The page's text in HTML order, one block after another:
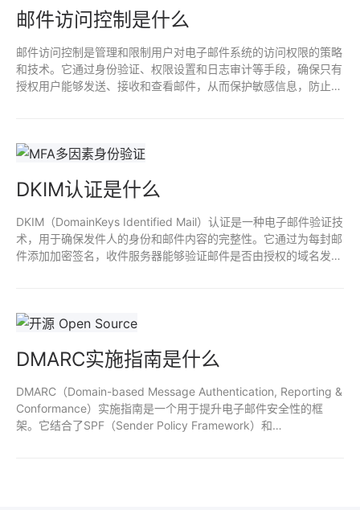
邮件访问控制是什么
邮件访问控制是管理和限制用户对电子邮件系统的访问权限的策略
和技术。它通过身份验证、权限设置和日志审计等手段，确保只有
授权用户能够发送、接收和查看邮件，从而保护敏感信息，防止数
DKIM认证是什么
DKIM（DomainKeys Identified Mail）认证是一种电子邮件验证技
术，用于确保发件人的身份和邮件内容的完整性。它通过为每封邮
件添加加密签名，收件服务器能够验证邮件是否由授权的域名发
DMARC实施指南是什么
DMARC（Domain-based Message Authentication, Reporting &
Conformance）实施指南是一个用于提升电子邮件安全性的框
架。它结合了SPF（Sender Policy Framework）和